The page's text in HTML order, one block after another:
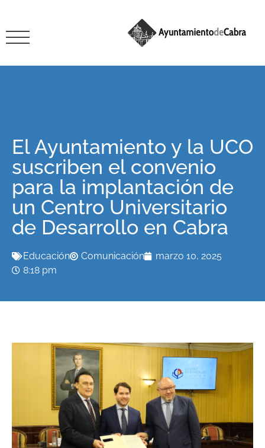
El Ayuntamiento y la UCO
suscriben el convenio
para la implantación de
un Centro Universitario
de Desarrollo en Cabra
Educación Comunicación
marzo 10, 2025
8:18 pm